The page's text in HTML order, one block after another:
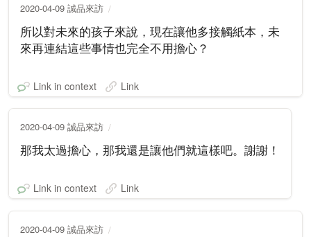
2020-04-09 誠品來訪
所以對未來的孩子來說，現在讓他多接觸紙本，未
來再連結這些事情也完全不用擔心？
Link in context Link
2020-04-09 誠品來訪
那我太過擔心，那我還是讓他們就這樣吧。謝謝！
Link in context Link
2020-04-09 誠品來訪